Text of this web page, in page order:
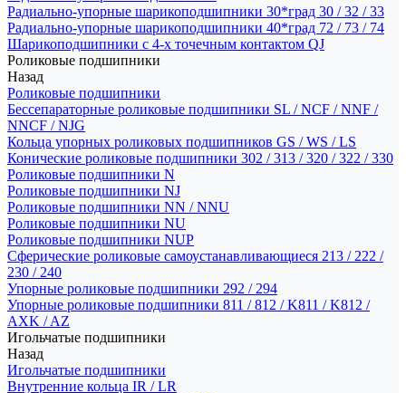
Радиально-упорные шарикоподшипники 30*град 30 / 32 / 33
Радиально-упорные шарикоподшипники 40*град 72 / 73 / 74
Шарикоподшипники с 4-х точечным контактом QJ
Роликовые подшипники
Назад
Роликовые подшипники
Бессепараторные роликовые подшипники SL / NCF / NNF /
NNCF / NJG
Кольца упорных роликовых подшипников GS / WS / LS
Конические роликовые подшипники 302 / 313 / 320 / 322 / 330
Роликовые подшипники N
Роликовые подшипники NJ
Роликовые подшипники NN / NNU
Роликовые подшипники NU
Роликовые подшипники NUP
Сферические роликовые самоустанавливающиеся 213 / 222 /
230 / 240
Упорные роликовые подшипники 292 / 294
Упорные роликовые подшипники 811 / 812 / K811 / K812 /
AXK / AZ
Игольчатые подшипники
Назад
Игольчатые подшипники
Внутренние кольца IR / LR